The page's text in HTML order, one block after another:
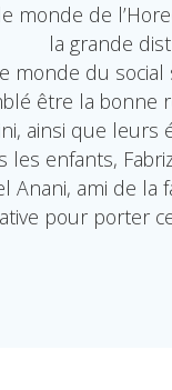
monde de
la grande
monde du social
être la bonne
ainsi que leurs
enfants,
Anani, ami de la
pour porter